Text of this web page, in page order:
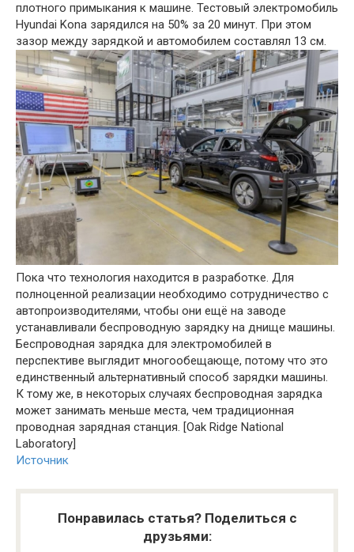
плотного примыкания к машине. Тестовый электромобиль
Hyundai Kona зарядился на 50% за 20 минут. При этом
зазор между зарядкой и автомобилем составлял 13 см.
Пока что технология находится в разработке. Для
полноценной реализации необходимо сотрудничество с
автопроизводителями, чтобы они ещё на заводе
устанавливали беспроводную зарядку на днище машины.
Беспроводная зарядка для электромобилей в
перспективе выглядит многообещающе, потому что это
единственный альтернативный способ зарядки машины.
К тому же, в некоторых случаях беспроводная зарядка
может занимать меньше места, чем традиционная
проводная зарядная станция. [Oak Ridge National
Laboratory]
Источник
Понравилась статья? Поделиться с
друзьями: